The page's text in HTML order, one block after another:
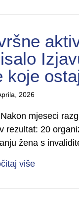
koje
2026
mjeseci
rezultat: 20
žena s
višeabout Od